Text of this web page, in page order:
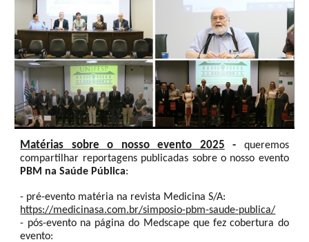
Matérias sobre o nosso evento 2025 - queremos
compartilhar reportagens publicadas sobre o nosso evento
PBM na Saúde Pública:
- pré-evento matéria na revista Medicina S/A:
https://medicinasa.com.br/simposio-pbm-saude-publica/
- pós-evento na página do Medscape que fez cobertura do
evento: